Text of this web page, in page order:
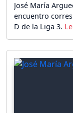
José María
encuentro
D de la Liga 3.